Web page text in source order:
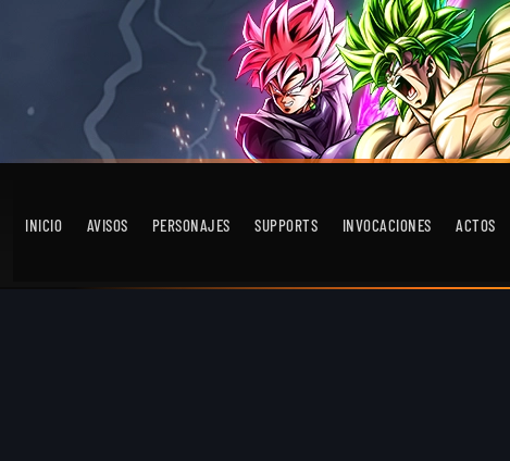
INICIO AVISOS PERSONAJES SUPPORTS INVOCACIONES ACTOS